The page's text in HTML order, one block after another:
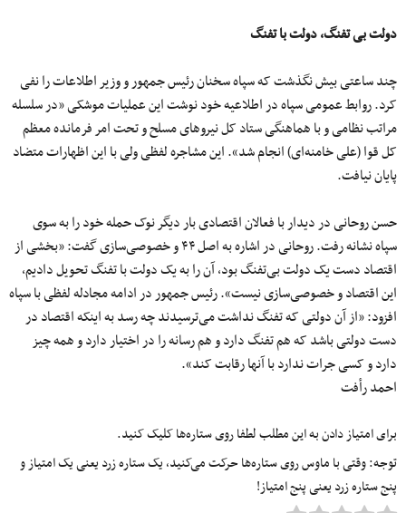
دولت بی تفنگ، دولت با تفنگ
چند ساعتی بیش نگذشت که سپاه سخنان رئیس جمهور و وزیر اطلاعات را نفی
کرد. روابط عمومی سپاه در اطلاعیه خود نوشت این عملیات موشکی «در سلسله
مراتب نظامی و با هماهنگی ستاد‌ کل نیرو‌های مسلح و تحت امر فرمانده معظم
کل قوا (علی خامنه‌ای) انجام شد». این مشاجره لفظی ولی با این اظهارات متضاد
پایان نیافت.
حسن روحانی در دیدار با فعالان اقتصادی بار دیگر نوک حمله خود را به سوی
سپاه نشانه رفت. روحانی در اشاره به اصل ۴۴ و خصوصی‌سازی گفت: «بخشی از
اقتصاد دست یک دولت بی‌تفنگ بود، آن را به یک دولت با تفنگ تحویل دادیم،
این اقتصاد و خصوصی‌سازی نیست». رئیس جمهور در ادامه مجادله لفظی با سپاه
افزود: «از آن دولتی که تفنگ نداشت می‌ترسیدند چه رسد به اینکه اقتصاد در
دست دولتی باشد که هم تفنگ دارد و هم رسانه را در اختیار دارد و همه چیز
دارد و کسی جرات ندارد با آنها رقابت کند».
احمد رأفت
برای امتیاز دادن به این مطلب لطفا روی ستاره‌ها کلیک کنید.
توجه: وقتی با ماوس روی ستاره‌ها حرکت می‌کنید، یک ستاره زرد یعنی یک امتیاز و
پنج ستاره زرد یعنی پنج امتیاز!